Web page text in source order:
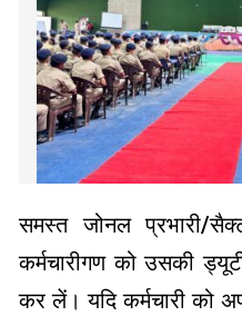
समस्त जोनल प्रभारी/
कर्मचारीगण को उसकी
कर लें। यदि कर्मचारी को